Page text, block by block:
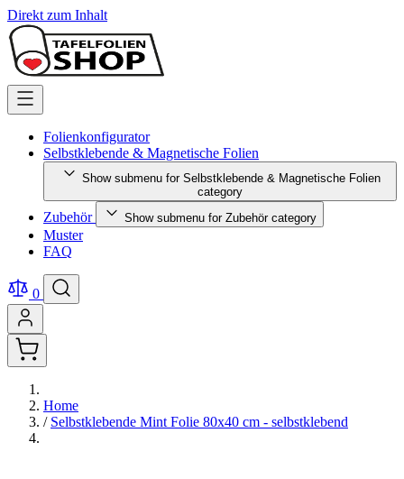
Direkt zum Inhalt
Folienkonfigurator
Selbstklebende & Magnetische Folien
Show submenu for Selbstklebende & Magnetische Folien
category
Zubehör Show submenu for Zubehör category
Muster
FAQ
0
Home
/ Selbstklebende Mint Folie 80x40 cm - selbstklebend